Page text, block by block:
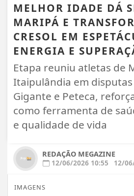
MELHOR IDADE DÁ
MARIPÁ E
CRESOL EM
ENERGIA E
Etapa reuniu atletas de
Itaipulândia em
Gigante e Peteca,
como ferramenta de
e qualidade de vida
REDAÇÃO MEGAZINE
12/06/2026 10:55
12/
IMAGENS